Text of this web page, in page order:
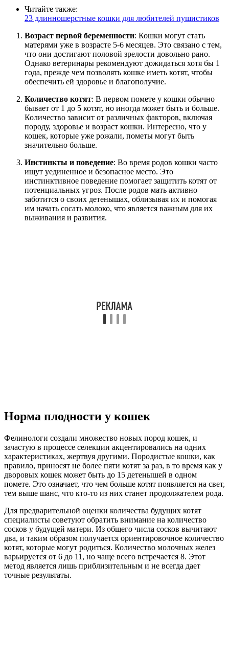
Читайте также:
23 длинношерстные кошки для любителей пушистиков
Возраст первой беременности: Кошки могут стать
матерями уже в возрасте 5-6 месяцев. Это связано с тем,
что они достигают половой зрелости довольно рано.
Однако ветеринары рекомендуют дожидаться хотя бы 1
года, прежде чем позволять кошке иметь котят, чтобы
обеспечить ей здоровье и благополучие.
Количество котят: В первом помете у кошки обычно
бывает от 1 до 5 котят, но иногда может быть и больше.
Количество зависит от различных факторов, включая
породу, здоровье и возраст кошки. Интересно, что у
кошек, которые уже рожали, пометы могут быть
значительно больше.
Инстинкты и поведение: Во время родов кошки часто
ищут уединенное и безопасное место. Это
инстинктивное поведение помогает защитить котят от
потенциальных угроз. После родов мать активно
заботится о своих детенышах, облизывая их и помогая
им начать сосать молоко, что является важным для их
выживания и развития.
Норма плодности у кошек
Фелинологи создали множество новых пород кошек, и
зачастую в процессе селекции акцентировались на одних
характеристиках, жертвуя другими. Породистые кошки, как
правило, приносят не более пяти котят за раз, в то время как у
дворовых кошек может быть до 15 детенышей в одном
помете. Это означает, что чем больше котят появляется на свет,
тем выше шанс, что кто-то из них станет продолжателем рода.
Для предварительной оценки количества будущих котят
специалисты советуют обратить внимание на количество
сосков у будущей матери. Из общего числа сосков вычитают
два, и таким образом получается ориентировочное количество
котят, которые могут родиться. Количество молочных желез
варьируется от 6 до 11, но чаще всего встречается 8. Этот
метод является лишь приблизительным и не всегда дает
точные результаты.